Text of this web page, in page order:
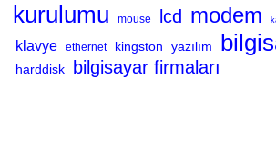
kurulumu
mouse lcd modem
klavye ethernet kingston yazılım
harddisk bilgisayar firmaları